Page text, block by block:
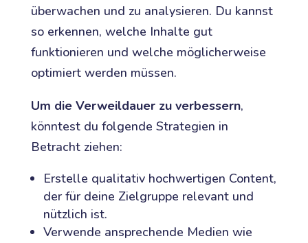
überwachen und zu analysieren. Du kannst
so erkennen, welche Inhalte gut
funktionieren und welche möglicherweise
optimiert werden müssen.
Um die Verweildauer zu verbessern,
könntest du folgende Strategien in
Betracht ziehen:
Erstelle qualitativ hochwertigen Content,
der für deine Zielgruppe relevant und
nützlich ist.
Verwende ansprechende Medien wie